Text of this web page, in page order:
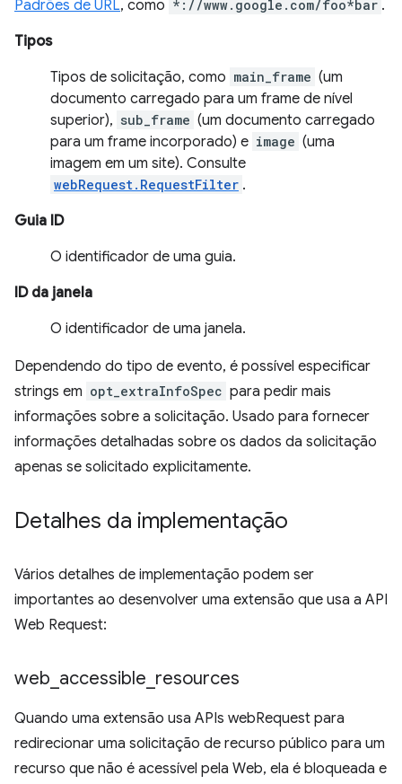
Padrões de URL, como *://www.google.com/foo*bar .
Tipos
Tipos de solicitação, como main_frame (um
documento carregado para um frame de nível
superior), sub_frame (um documento carregado
para um frame incorporado) e image (uma
imagem em um site). Consulte
webRequest.RequestFilter .
Guia ID
O identificador de uma guia.
ID da janela
O identificador de uma janela.
Dependendo do tipo de evento, é possível especificar
strings em opt_extraInfoSpec para pedir mais
informações sobre a solicitação. Usado para fornecer
informações detalhadas sobre os dados da solicitação
apenas se solicitado explicitamente.
Detalhes da implementação
Vários detalhes de implementação podem ser
importantes ao desenvolver uma extensão que usa a API
Web Request:
web accessible resources
Quando uma extensão usa APIs webRequest para
redirecionar uma solicitação de recurso público para um
recurso que não é acessível pela Web, ela é bloqueada e